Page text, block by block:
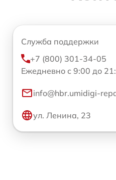
Служба поддержки
+7 (800) 301-34-05
Ежедневно с 9:00 до
info@hbr.umidigi-
ул. Ленина, 23